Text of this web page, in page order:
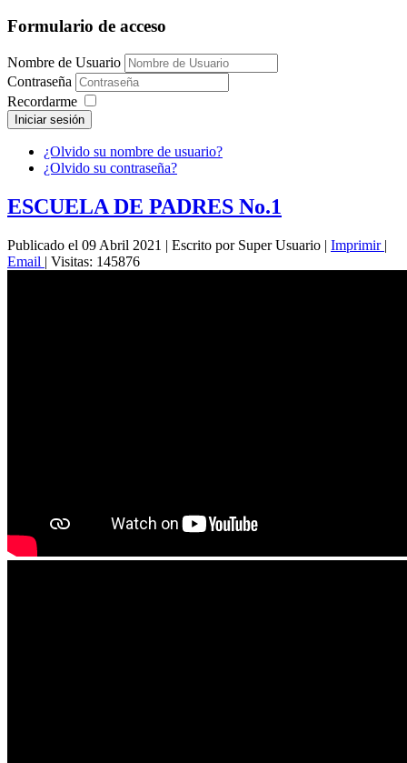
Formulario de acceso
Nombre de Usuario
Contraseña
Recordarme
Iniciar sesión
¿Olvido su nombre de usuario?
¿Olvido su contraseña?
ESCUELA DE PADRES No.1
Publicado el 09 Abril 2021 | Escrito por Super Usuario | Imprimir |
Email | Visitas: 145876